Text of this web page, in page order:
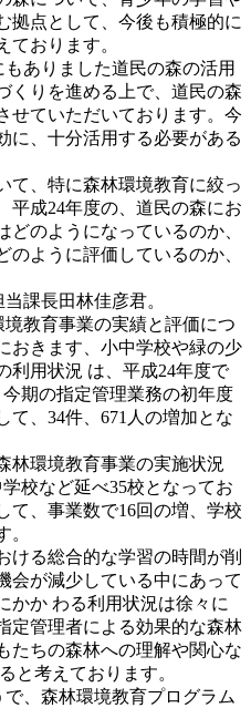
拠点として、今後も積極的に
ております。
ありました道民の森の活用
くりを進める上で、道民の森
せていただいております。今
に、十分活用する必要がある
て、特に森林環境教育に絞っ
平成24年度の、道民の森にお
のようになっているのか、
のように評価しているのか、
課長田林佳彦君。
教育事業の実績と評価につ
おきます、小中学校や緑の少
利用状況 は、平成24年度で
期の指定管理業務の初年度
て、34件、671人の増加とな
林環境教育事業の実施状況
校など延べ35校となってお
て、事業数で16回の増、学校
。
ける総合的な学習の時間が削
会が減少している中にあって
かか わる利用状況は徐々に
定管理者による効果的な森林
たちの森林への理解や関心な
と考えております。
、森林環境教育プログラム